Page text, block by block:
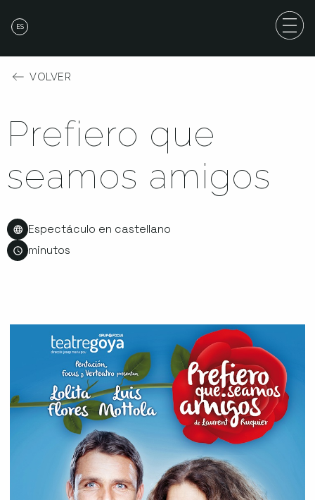
ES
VOLVER
Prefiero que
seamos amigos
Espectáculo en castellano
minutos